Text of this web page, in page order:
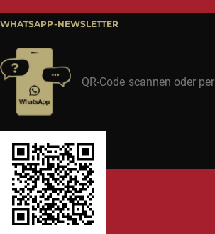
WHATSAPP-NEWSLETTER
QR-Code scannen oder per